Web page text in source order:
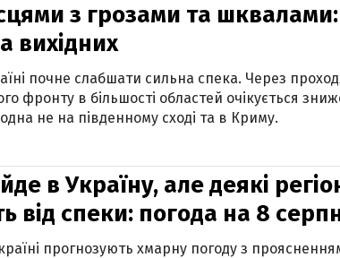
з грозами та
вихідних
почне слабшати сильна спека. Через
фронту в більшості областей очікується
не на південному сході та в Криму.
в Україну, але деякі
від спеки: погода на 8
прогнозують хмарну погоду з